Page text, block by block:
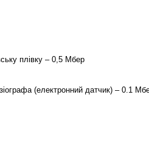
плівку – 0,5 Мбер
(електронний датчик) – 0.1